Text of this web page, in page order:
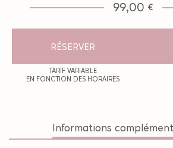
RÉSERVER
TARIF VARIABLE
EN FONCTION DES HORAIRES
99,00 €
Informations